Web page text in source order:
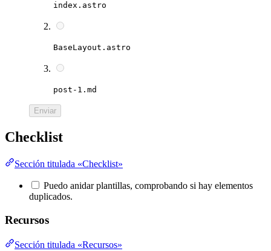
index.astro
BaseLayout.astro
post-1.md
Enviar
Checklist
Sección titulada «Checklist»
Puedo anidar plantillas, comprobando si hay elementos
duplicados.
Recursos
Sección titulada «Recursos»